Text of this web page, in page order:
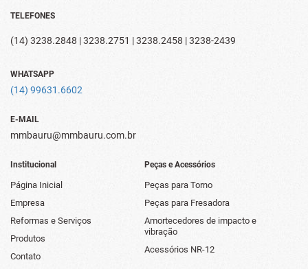
TELEFONES
(14) 3238.2848 | 3238.2751 | 3238.2458 | 3238-2439
WHATSAPP
(14) 99631.6602
E-MAIL
mmbauru@mmbauru.com.br
Institucional
Página Inicial
Empresa
Reformas e Serviços
Produtos
Contato
Peças e Acessórios
Peças para Torno
Peças para Fresadora
Amortecedores de impacto e
vibração
Acessórios NR-12